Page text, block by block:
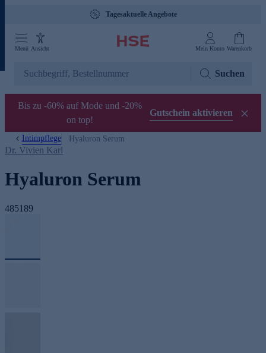
Tagesaktuelle Angebote
Menü Ansicht Mein Konto Warenkorb
Suchen
Bis zu -60% auf Mode und -20%
on top!
Gutschein aktivieren
Intimpflege Hyaluron Serum
Dr. Vivien Karl
Hyaluron Serum
485189